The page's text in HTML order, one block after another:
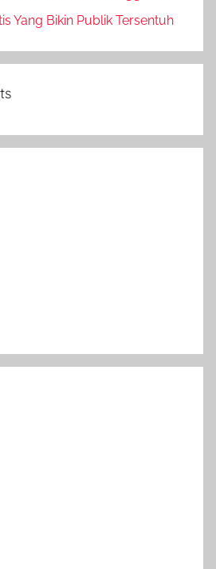
Yang Bikin Publik Tersentuh